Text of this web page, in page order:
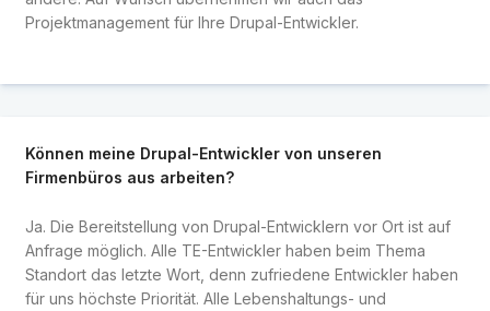
Projektmanagement für Ihre Drupal-Entwickler.
Können meine Drupal-Entwickler von unseren
Firmenbüros aus arbeiten?
Ja. Die Bereitstellung von Drupal-Entwicklern vor Ort ist auf
Anfrage möglich. Alle TE-Entwickler haben beim Thema
Standort das letzte Wort, denn zufriedene Entwickler haben
für uns höchste Priorität. Alle Lebenshaltungs- und